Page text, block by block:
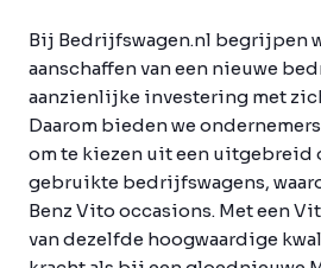
Bij Bedrijfswagen.nl begrijpen
aanschaffen van een nieuwe
aanzienlijke investering met
Daarom bieden we
om te kiezen uit een uitgebreid
gebruikte bedrijfswagens,
Benz Vito occasions. Met een
van dezelfde hoogwaardige